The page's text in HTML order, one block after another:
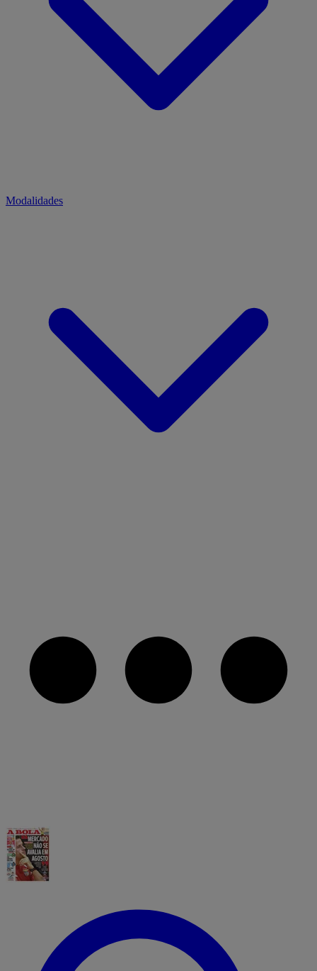
Modalidades